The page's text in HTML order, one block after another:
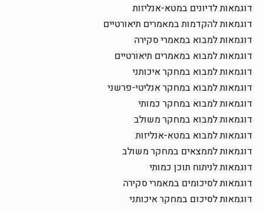
דוגמאות לדיונים במטא-אנליזות
דוגמאות להקדמות במאמרים תיאורטיים
דוגמאות למבוא במאמרי סקירה
דוגמאות למבוא במאמרים תיאורטיים
דוגמאות למבוא במחקר איכותני
דוגמאות למבוא במחקר אנליטי-פרשני
דוגמאות למבוא במחקר כמותי
דוגמאות למבוא במחקר משולב
דוגמאות למבוא במטא-אנליזות
דוגמאות לממצאים במחקר משולב
דוגמאות לניתוח תוכן כמותי
דוגמאות לסיכומים במאמרי סקירה
דוגמאות לסיכום במחקר איכותני